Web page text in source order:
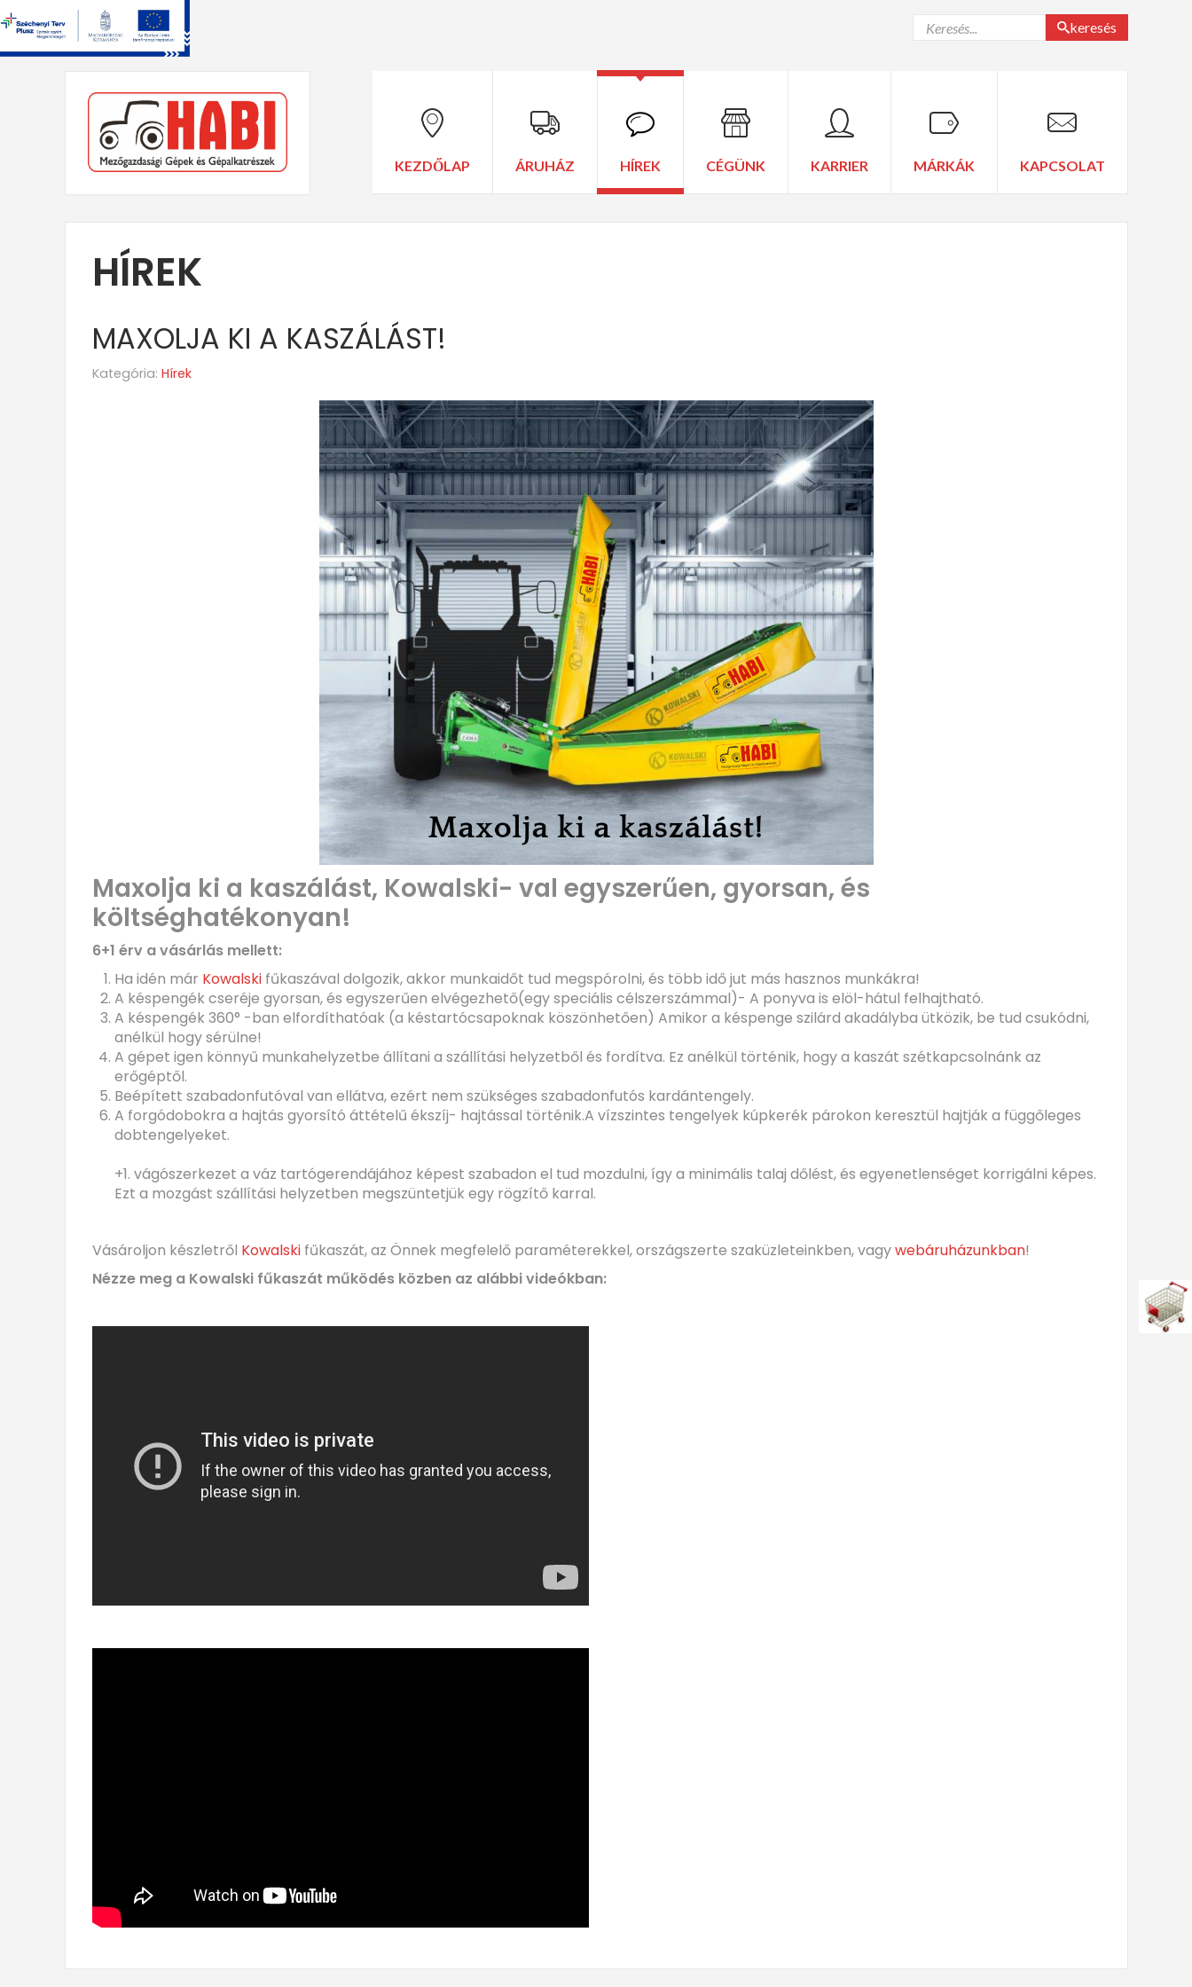
keresés
KEZDŐLAP ÁRUHÁZ HÍREK CÉGÜNK KARRIER MÁRKÁK KAPCSOLAT
HÍREK
MAXOLJA KI A KASZÁLÁST!
Kategória: Hírek
Maxolja ki a kaszálást, Kowalski- val egyszerűen, gyorsan, és
költséghatékonyan!
6️+1 érv a vásárlás mellett:
Ha idén már Kowalskifűkaszával dolgozik, akkor munkaidőt tud megspórolni, és több idő jut más hasznos munkákra!
A késpengék cseréje gyorsan, és egyszerűen elvégezhető(egy speciális célszerszámmal)- A ponyva is elöl-hátul felhajtható.
A késpengék 360° -ban elfordíthatóak (a késtartócsapoknak köszönhetően) Amikor a késpenge szilárd akadályba ütközik, be tud csukódni,
anélkül hogy sérülne!
A gépet igen könnyű munkahelyzetbe állítani a szállítási helyzetből és fordítva. Ez anélkül történik, hogy a kaszát szétkapcsolnánk az
erőgéptől.
Beépített szabadonfutóval van ellátva, ezért nem szükséges szabadonfutós kardántengely.
A forgódobokra a hajtás gyorsító áttételű ékszíj- hajtással történik.A vízszintes tengelyek kúpkerék párokon keresztül hajtják a függőleges
dobtengelyeket.
+1. vágószerkezet a váz tartógerendájához képest szabadon el tud mozdulni, így a minimális talaj dőlést, és egyenetlenséget korrigálni képes.
Ezt a mozgást szállítási helyzetben megszüntetjük egy rögzítő karral.
Vásároljon készletről Kowalskifűkaszát, az Önnek megfelelő paraméterekkel, országszerte szaküzleteinkben, vagywebáruházunkban!
Nézze meg a Kowalski fűkaszát működés közben az alábbi videókban: